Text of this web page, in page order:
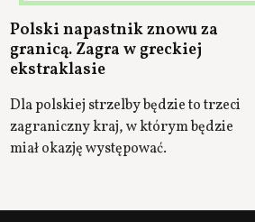
Polski napastnik znowu za
granicą. Zagra w greckiej
ekstraklasie
Dla polskiej strzelby będzie to trzeci
zagraniczny kraj, w którym będzie
miał okazję występować.